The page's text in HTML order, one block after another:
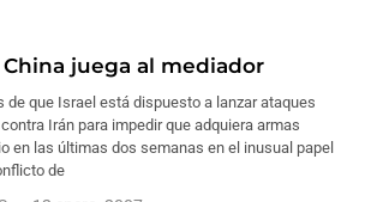
China juega al mediador
de que Israel está dispuesto a lanzar ataques
Irán para impedir que adquiera armas
en las últimas dos semanas en el inusual papel
de